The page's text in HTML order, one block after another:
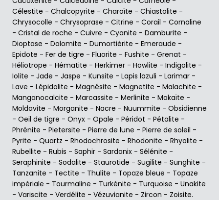
Célestite - Chalcopyrite - Charoïte - Chiastolite -
Chrysocolle - Chrysoprase - Citrine - Corail - Cornaline
- Cristal de roche - Cuivre - Cyanite - Damburite -
Dioptase - Dolomite - Dumortiérite - Emeraude -
Epidote - Fer de tigre - Fluorite - Fushite - Grenat -
Héliotrope - Hématite - Herkimer - Howlite - Indigolite -
Iolite - Jade - Jaspe - Kunsite - Lapis lazuli - Larimar -
Lave - Lépidolite - Magnésite - Magnetite - Malachite -
Manganocalcite - Marcassite - Merlinite - Mokaïte -
Moldavite - Morganite - Nacre - Nuummite - Obsidienne
- Oeil de tigre - Onyx - Opale - Péridot - Pétalite -
Phrénite - Pietersite - Pierre de lune - Pierre de soleil -
Pyrite - Quartz - Rhodochrosite - Rhodonite - Rhyolite -
Rubellite - Rubis - Saphir - Sardonix - Sélénite -
Seraphinite - Sodalite - Staurotide - Sugilite - Sunghite -
Tanzanite - Tectite - Thulite - Topaze bleue - Topaze
impériale - Tourmaline - Turkénite - Turquoise - Unakite
- Variscite - Verdélite - Vézuvianite - Zircon - Zoisite.